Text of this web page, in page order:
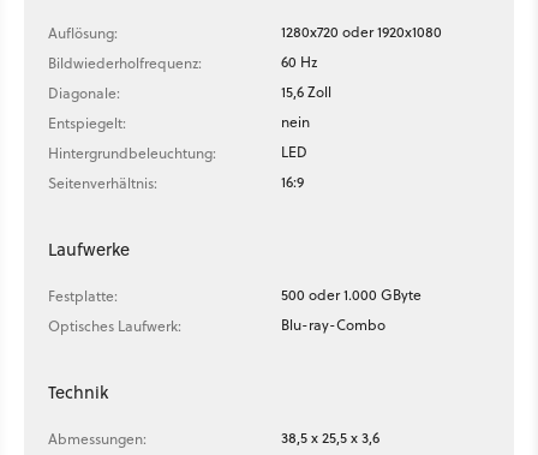
Auflösung:
1280x720 oder 1920x1080
Bildwiederholfrequenz:
60 Hz
Diagonale:
15,6 Zoll
Entspiegelt:
nein
Hintergrundbeleuchtung:
LED
Seitenverhältnis:
16:9
Laufwerke
Festplatte:
500 oder 1.000 GByte
Optisches Laufwerk:
Blu-ray-Combo
Technik
Abmessungen:
38,5 x 25,5 x 3,6